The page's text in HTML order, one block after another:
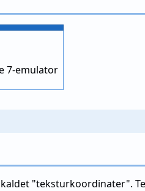
7-emulator
"teksturkoordinater".